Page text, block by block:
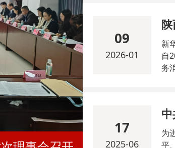
系
理
09
2026-01
新
自
务
多
养
17
2025-06
为
平